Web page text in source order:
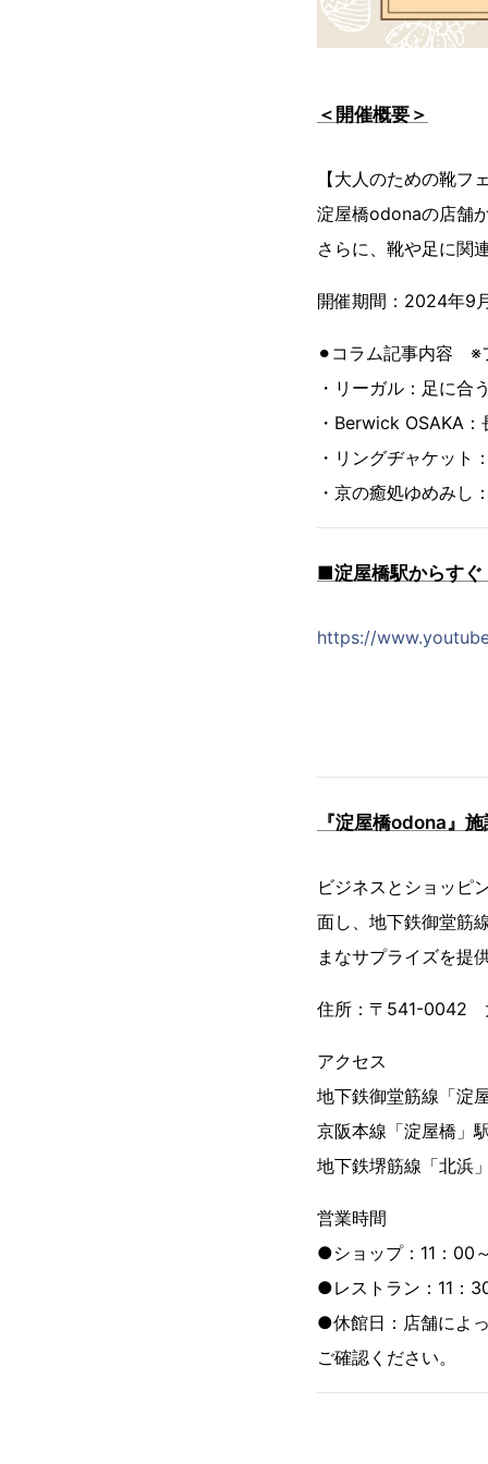
＜開催概要＞
【大人のための靴フ
淀屋橋odonaの店舗
さらに、靴や足に関
開催期間：2024年9
⚫︎コラム記事内容 ※
・リーガル：足に合
・Berwick OSAKA
・リングヂャケット
・京の癒処ゆめみし
■淀屋橋駅からすぐ
https://
『淀屋橋odona』
ビジネスとショッピ
面し、地下鉄御堂筋
まなサプライズを提
住所：〒541-0042
アクセス
地下鉄御堂筋線「淀
京阪本線「淀屋橋」
地下鉄堺筋線「北浜
営業時間
●ショップ：11：00
●レストラン：11：
●休館日：店舗によ
ご確認ください。